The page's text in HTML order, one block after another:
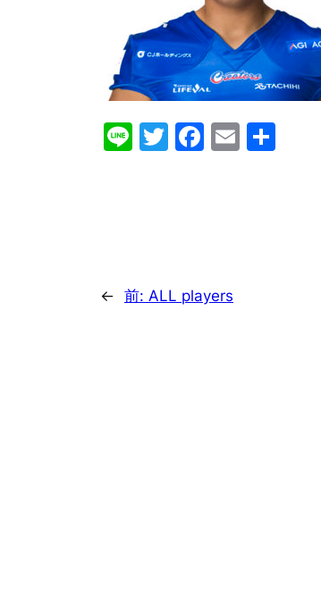
LineTwitter
Facebook
Email
← 前: ALL players